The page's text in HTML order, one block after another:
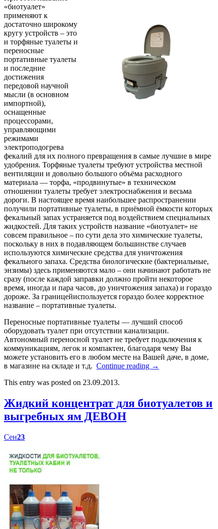
«биотуалет»
применяют к
достаточно широкому
кругу устройств – это
и торфяные туалеты и
переносные
портативные туалеты
и последние
достижения
передовой научной
мысли (в основном
импортной),
оснащенные
процессорами,
управляющими
режимами
электроподогрева
фекалий для их полного превращения в самые лучшие в мире
удобрения. Торфяные туалеты требуют устройства местной
вентиляции и довольно большого объёма расходного
материала — торфа, «продвинутые» в техническом
отношении туалеты требует электроснабжения и весьма
дороги. В настоящее время наибольшее распространении
получили портативные туалеты, в приёмной ёмкости которых
фекальный запах устраняется под воздействием специальных
жидкостей. Для таких устройств название «биотуалет» не
совсем правильное – по сути дела это химические туалеты,
поскольку в них в подавляющем большинстве случаев
используются химические средства для уничтожения
фекального запаха. Средства биологические (бактериальные,
энзимы) здесь применяются мало – они начинают работать не
сразу (после каждой заправки должно пройти некоторое
время, иногда и пара часов, до уничтожения запаха) и гораздо
дороже. За границейиспользуется гораздо более корректное
название – портативные туалеты.
Переносные портативные туалеты — лучший способ
оборудовать туалет при отсутствии канализации.
Автономный переносной туалет не требует подключения к
коммуникациям, легок и компактен, благодаря чему Вы
можете установить его в любом месте на Вашей даче, в доме,
в магазине на складе и т.д. Continue reading →
This entry was posted on 23.09.2013.
Жидкий концентрат для биотуалетов и
выгребных ям ДЕВОН
Сен23